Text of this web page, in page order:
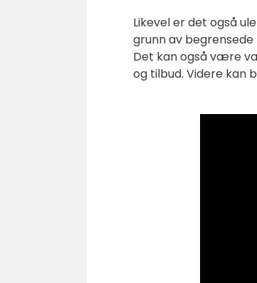
Likevel er det også
grunn av
Det kan også være
og tilbud. Videre kan